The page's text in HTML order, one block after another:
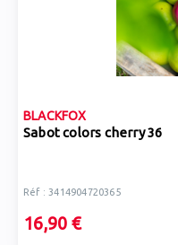
BLACKFOX
Sabot colors cherry 36
Réf : 3414904720365
16,90 €